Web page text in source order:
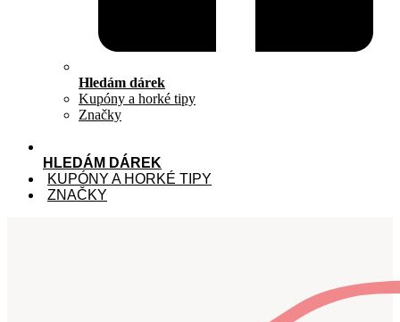
Hledám dárek
Kupóny a horké tipy
Značky
HLEDÁM DÁREK
KUPÓNY A HORKÉ TIPY
ZNAČKY